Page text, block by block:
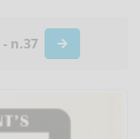
- n.37